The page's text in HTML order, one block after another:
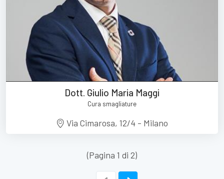
Dott. Giulio Maria Maggi
Cura smagliature
Via Cimarosa, 12/4 - Milano
(Pagina 1 di 2)